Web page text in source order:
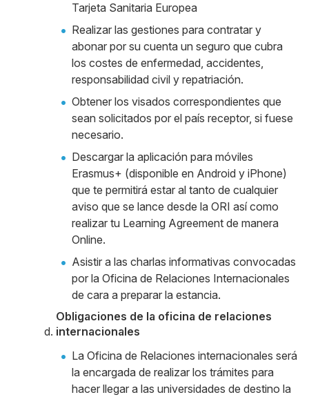
Tarjeta Sanitaria Europea
Realizar las gestiones para contratar y
abonar por su cuenta un seguro que cubra
los costes de enfermedad, accidentes,
responsabilidad civil y repatriación.
Obtener los visados correspondientes que
sean solicitados por el país receptor, si fuese
necesario.
Descargar la aplicación para móviles
Erasmus+ (disponible en Android y iPhone)
que te permitirá estar al tanto de cualquier
aviso que se lance desde la ORI así como
realizar tu Learning Agreement de manera
Online.
Asistir a las charlas informativas convocadas
por la Oficina de Relaciones Internacionales
de cara a preparar la estancia.
Obligaciones de la oficina de relaciones
internacionales
La Oficina de Relaciones internacionales será
la encargada de realizar los trámites para
hacer llegar a las universidades de destino la